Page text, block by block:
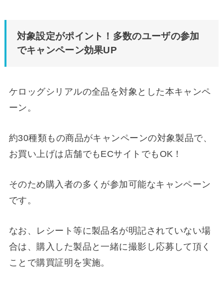
対象設定がポイント！多数のユーザの参加
でキャンペーン効果UP
ケロッグシリアルの全品を対象とした本キャンペ
ーン。
約30種類もの商品がキャンペーンの対象製品で、
お買い上げは店舗でもECサイトでもOK！
そのため購入者の多くが参加可能なキャンペーン
です。
なお、レシート等に製品名が明記されていない場
合は、購入した製品と一緒に撮影し応募して頂く
ことで購買証明を実施。